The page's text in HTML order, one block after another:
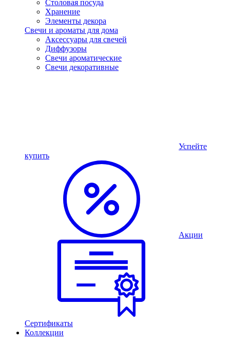
Столовая посуда
Хранение
Элементы декора
Свечи и ароматы для дома
Аксессуары для свечей
Диффузоры
Свечи ароматические
Свечи декоративные
Успейте
купить
Акции
Сертификаты
Коллекции